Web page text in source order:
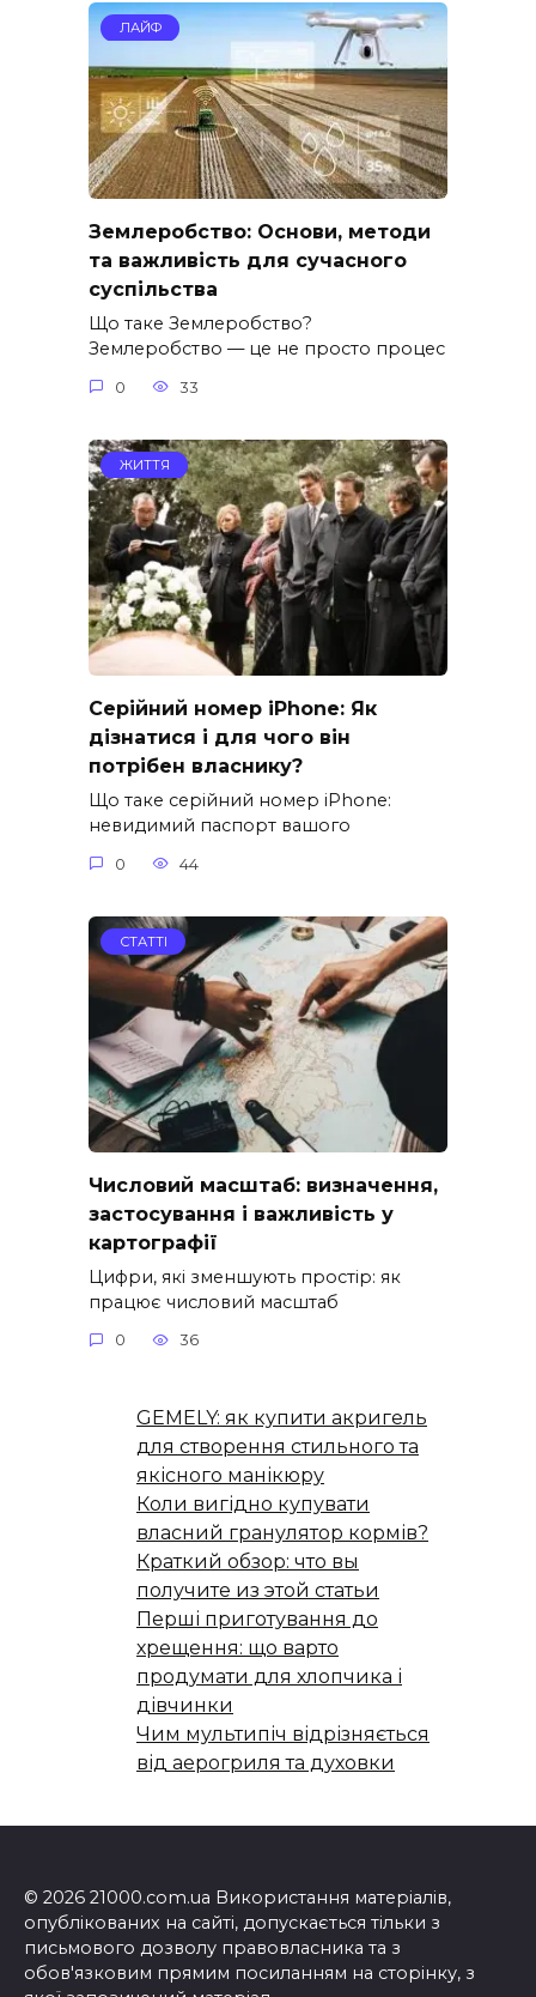
ЛАЙФ
Землеробство: Основи, методи
та важливість для сучасного
суспільства
Що таке Землеробство?
Землеробство — це не просто процес
0 33
ЖИТТЯ
Серійний номер iPhone: Як
дізнатися і для чого він
потрібен власнику?
Що таке серійний номер iPhone:
невидимий паспорт вашого
0 44
СТАТТІ
Числовий масштаб: визначення,
застосування і важливість у
картографії
Цифри, які зменшують простір: як
працює числовий масштаб
0 36
GEMELY: як купити акригель
для створення стильного та
якісного манікюру
Коли вигідно купувати
власний гранулятор кормів?
Краткий обзор: что вы
получите из этой статьи
Перші приготування до
хрещення: що варто
продумати для хлопчика і
дівчинки
Чим мультипіч відрізняється
від аерогриля та духовки
© 2026 21000.com.ua Використання матеріалів,
опублікованих на сайті, допускається тільки з
письмового дозволу правовласника та з
обов'язковим прямим посиланням на сторінку, з